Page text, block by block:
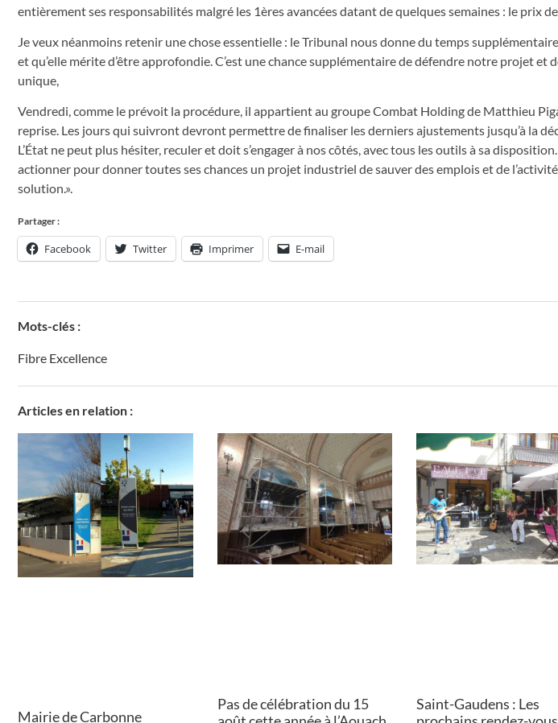
entièrement ses responsabilités malgré les 1ères avancées datant de quelques semaines : le prix
Je veux néanmoins retenir une chose essentielle : le Tribunal nous donne du temps
et qu’elle mérite d’être approfondie. C’est une chance supplémentaire de défendre notre projet
unique,
Vendredi, comme le prévoit la procédure, il appartient au groupe Combat Holding de Matthieu
reprise. Les jours qui suivront devront permettre de finaliser les derniers ajustements jusqu’à la
L’État ne peut plus hésiter, reculer et doit s’engager à nos côtés, avec tous les outils à sa
actionner pour donner toutes ses chances un projet industriel de sauver des emplois et de
solution.».
Partager :
Facebook Twitter Imprimer E-mail
Mots-clés :
Fibre Excellence
Articles en relation :
Mairie de Carbonne
Pas de célébration du 15
Saint-Gaudens : Les